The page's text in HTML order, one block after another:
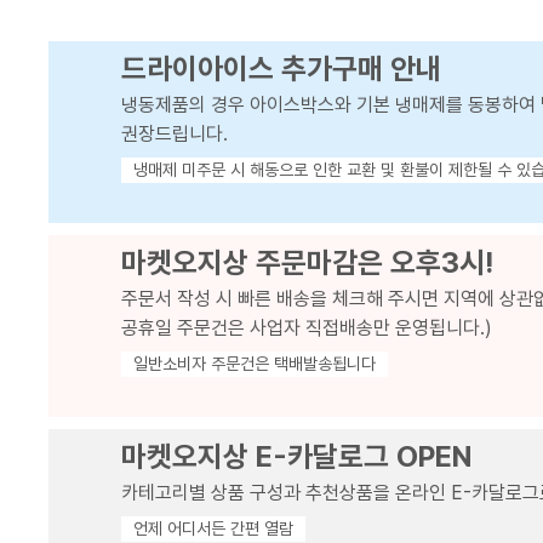
드라이아이스 추가구매 안내
냉동제품의 경우 아이스박스와 기본 냉매제를 동봉하
권장드립니다.
냉매제 미주문 시 해동으로 인한 교환 및 환불이 제한될 수 있
마켓오지상 주문마감은 오후3시!
주문서 작성 시 빠른 배송을 체크해 주시면 지역에 상
공휴일 주문건은 사업자 직접배송만 운영됩니다.)
일반소비자 주문건은 택배발송됩니다
마켓오지상 E-카달로그 OPEN
카테고리별 상품 구성과 추천상품을 온라인 E-카달로
언제 어디서든 간편 열람